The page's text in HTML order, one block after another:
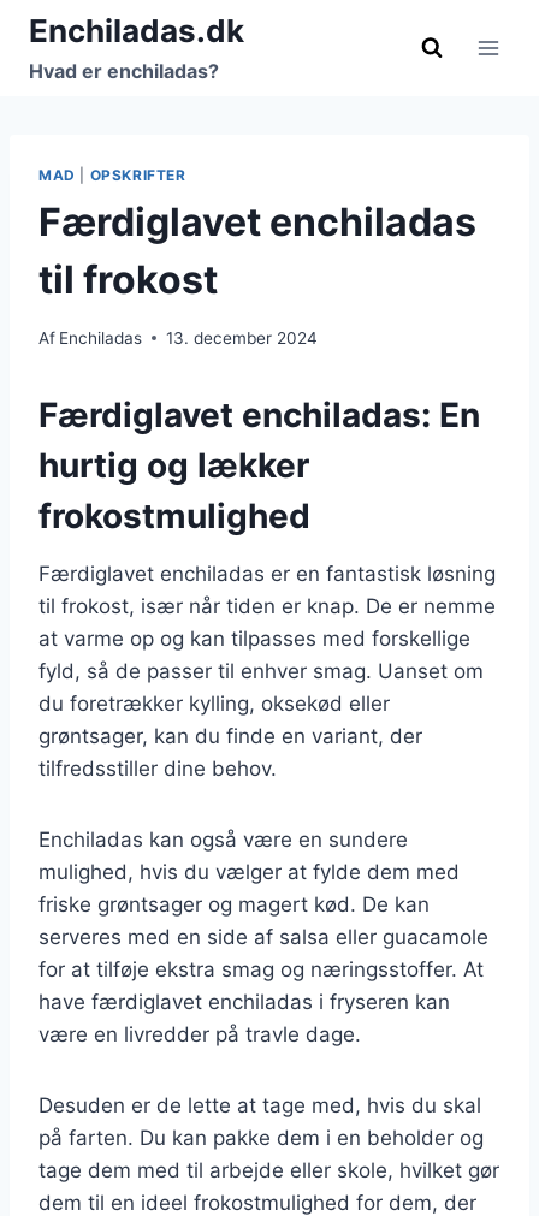
Fortsæt
indhold
Enchiladas.dk
Hvad er enchiladas?
MAD OPSKRIFTER
Færdiglavet enchiladas
til frokost
Af Enchiladas 13. december 2024
Færdiglavet enchiladas: En
hurtig og lækker
frokostmulighed
Færdiglavet enchiladas er en fantastisk løsning
til frokost, især når tiden er knap. De er nemme
at varme op og kan tilpasses med forskellige
fyld, så de passer til enhver smag. Uanset om
du foretrækker kylling, oksekød eller
grøntsager, kan du finde en variant, der
tilfredsstiller dine behov.
Enchiladas kan også være en sundere
mulighed, hvis du vælger at fylde dem med
friske grøntsager og magert kød. De kan
serveres med en side af salsa eller guacamole
for at tilføje ekstra smag og næringsstoffer. At
have færdiglavet enchiladas i fryseren kan
være en livredder på travle dage.
Desuden er de lette at tage med, hvis du skal
på farten. Du kan pakke dem i en beholder og
tage dem med til arbejde eller skole, hvilket gør
dem til en ideel frokostmulighed for dem, der